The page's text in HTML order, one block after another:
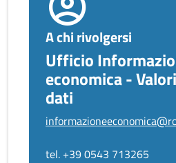
A chi rivolgersi
Ufficio
economica -
dati
tel. +39 0543 713265